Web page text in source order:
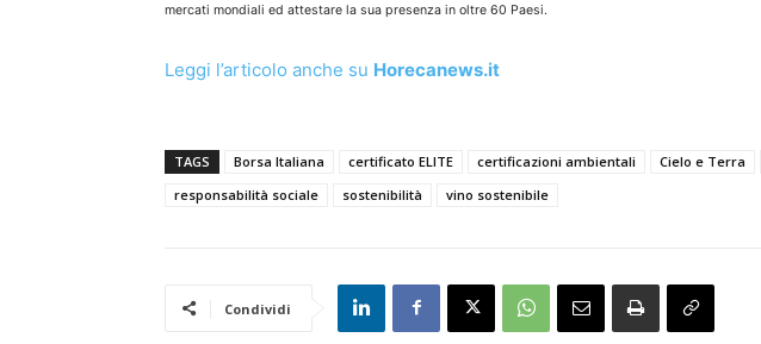
mercati mondiali ed attestare la sua presenza in oltre 60 Paesi.
Leggi l’articolo anche su Horecanews.it
TAGS Borsa Italiana certificato ELITE certificazioni ambientali Cielo e Terra
responsabilità sociale
sostenibilità vino sostenibile
Condividi